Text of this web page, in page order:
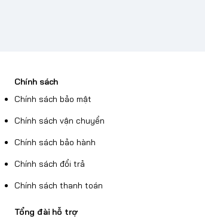
Chính sách
Chính sách bảo mật
Chính sách vận chuyển
Chính sách bảo hành
Chính sách đổi trả
Chính sách thanh toán
Tổng đài hỗ trợ